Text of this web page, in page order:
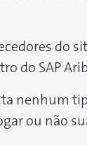
do
do SAP
nenhum
ou não